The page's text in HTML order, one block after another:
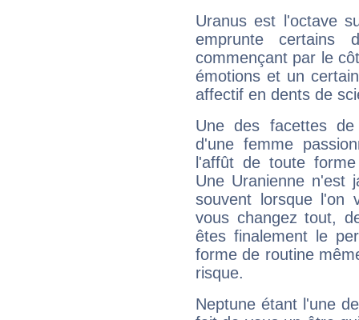
Uranus est l'octave
emprunte
commençant par le
émotions et un
affectif en dents de
Une des facettes
d'une femme
l'affût de toute
Une Uranienne n'est
souvent lorsque l'on
vous changez tout,
êtes finalement le
forme de routine
risque.
Neptune étant l'une